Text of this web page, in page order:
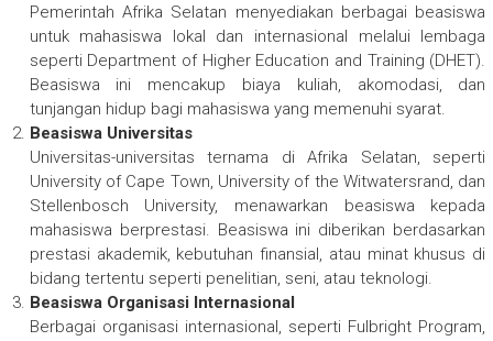
Pemerintah Afrika Selatan menyediakan berbagai beasiswa
untuk mahasiswa lokal dan internasional melalui lembaga
seperti Department of Higher Education and Training (DHET).
Beasiswa ini mencakup biaya kuliah, akomodasi, dan
tunjangan hidup bagi mahasiswa yang memenuhi syarat.
Beasiswa Universitas
Universitas-universitas ternama di Afrika Selatan, seperti
University of Cape Town, University of the Witwatersrand, dan
Stellenbosch University, menawarkan beasiswa kepada
mahasiswa berprestasi. Beasiswa ini diberikan berdasarkan
prestasi akademik, kebutuhan finansial, atau minat khusus di
bidang tertentu seperti penelitian, seni, atau teknologi.
Beasiswa Organisasi Internasional
Berbagai organisasi internasional, seperti Fulbright Program,